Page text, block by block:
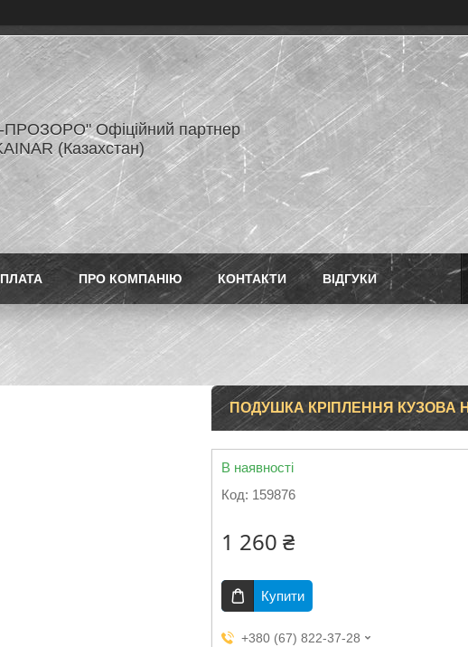
Офіційний партнер
(Казахстан)
ПРО КОМПАНІЮ КОНТАКТИ ВІДГУКИ
ПОДУШКА КРІПЛЕННЯ КУЗОВА
В наявності
Код: 159876
1 260 ₴
Купити
+380 (67) 822-37-28